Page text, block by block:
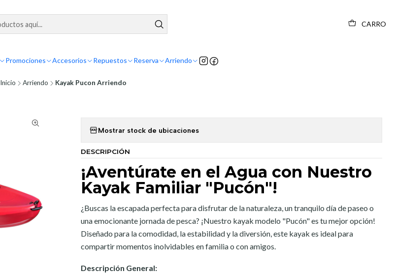
CARRO
Promociones Accesorios Repuestos Reserva Arriendo
Inicio Arriendo Kayak Pucon Arriendo
Mostrar stock de ubicaciones
DESCRIPCIÓN
¡Aventúrate en el Agua con Nuestro
Kayak Familiar "Pucón"!
¿Buscas la escapada perfecta para disfrutar de la naturaleza, un tranquilo día de paseo o
una emocionante jornada de pesca? ¡Nuestro kayak modelo "Pucón" es tu mejor opción!
Diseñado para la comodidad, la estabilidad y la diversión, este kayak es ideal para
compartir momentos inolvidables en familia o con amigos.
Descripción General: